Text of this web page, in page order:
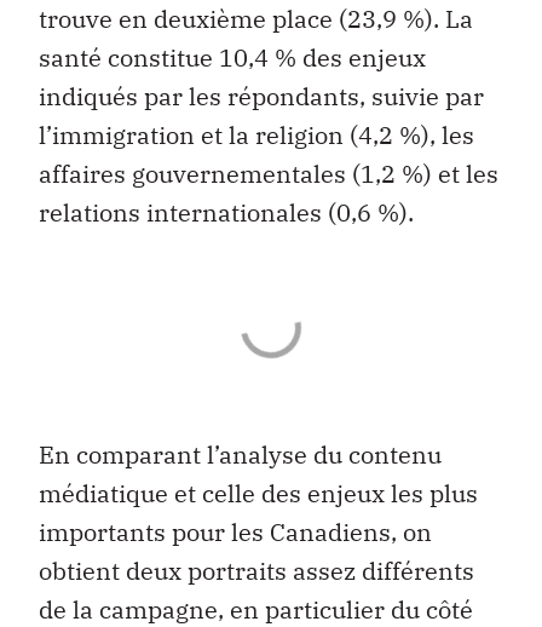
trouve en deuxième place (23,9 %). La
santé constitue 10,4 % des enjeux
indiqués par les répondants, suivie par
l’immigration et la religion (4,2 %), les
affaires gouvernementales (1,2 %) et les
relations internationales (0,6 %).
En comparant l’analyse du contenu
médiatique et celle des enjeux les plus
importants pour les Canadiens, on
obtient deux portraits assez différents
de la campagne, en particulier du côté